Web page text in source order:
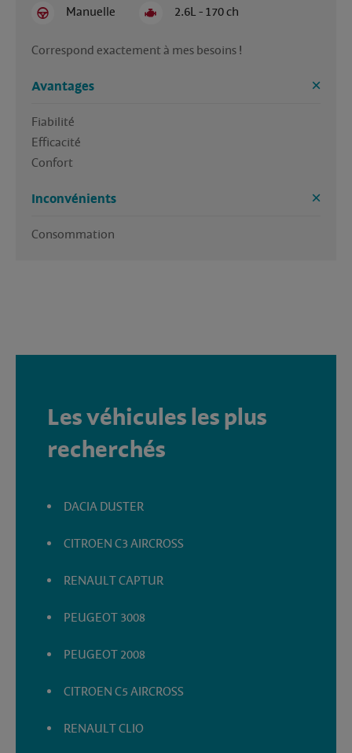
Manuelle 2.6L - 170 ch
Correspond exactement à mes besoins !
Avantages
Fiabilité
Efficacité
Confort
Inconvénients
Consommation
Les véhicules les plus
recherchés
DACIA DUSTER
CITROEN C3 AIRCROSS
RENAULT CAPTUR
PEUGEOT 3008
PEUGEOT 2008
CITROEN C5 AIRCROSS
RENAULT CLIO